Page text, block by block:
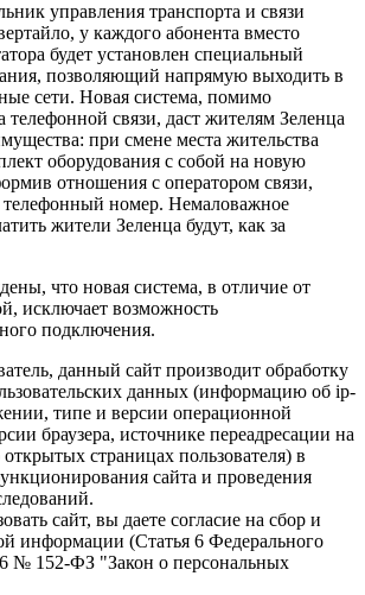
управления транспорта и связи
у каждого абонента вместо
будет установлен специальный
позволяющий напрямую выходить в
сети. Новая система, помимо
телефонной связи, даст жителям Зеленца
при смене места жительства
оборудования с собой на новую
отношения с оператором связи,
телефонный номер. Немаловажное
жители Зеленца будут, как за
что новая система, в отличие от
исключает возможность
подключения.
данный сайт производит обработку
данных (информацию об ip-
типе и версии операционной
браузера, источнике переадресации на
страницах пользователя) в
сайта и проведения
сайт, вы даете согласие на сбор и
информации (Статья 6 Федерального
№ 152-ФЗ "Закон о персональных